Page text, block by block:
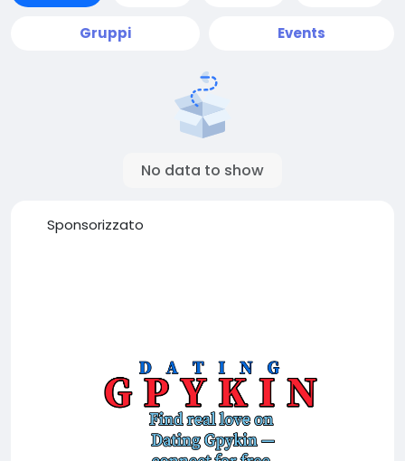
Gruppi Events
No data to show
Sponsorizzato